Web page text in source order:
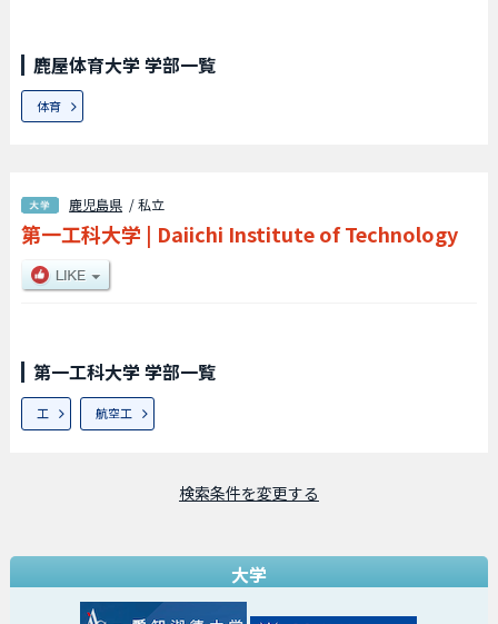
鹿屋体育大学 学部一覧
体育
鹿児島県 / 私立
第一工科大学 | Daiichi Institute of Technology
第一工科大学 学部一覧
工 航空工
検索条件を変更する
大学